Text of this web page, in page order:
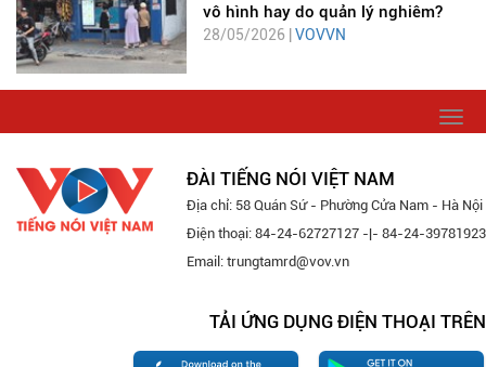
vô hình hay do quản lý nghiêm?
28/05/2026 | VOVVN
ĐÀI TIẾNG NÓI VIỆT NAM
Địa chỉ: 58 Quán Sứ - Phường Cửa Nam - Hà Nội
Điện thoại: 84-24-62727127 -|- 84-24-39781923
Email: trungtamrd@vov.vn
TẢI ỨNG DỤNG ĐIỆN THOẠI TRÊN